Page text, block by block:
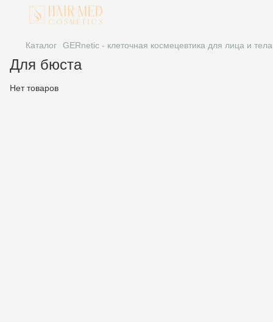
Каталог GERnetic - клеточная космецевтика для лица и тела
Для бюста
Нет товаров